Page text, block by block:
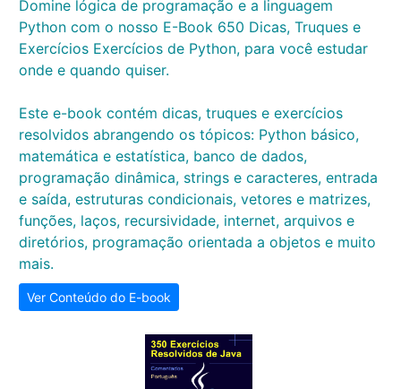
Domine lógica de programação e a linguagem
Python com o nosso E-Book 650 Dicas, Truques e
Exercícios Exercícios de Python, para você estudar
onde e quando quiser.
Este e-book contém dicas, truques e exercícios
resolvidos abrangendo os tópicos: Python básico,
matemática e estatística, banco de dados,
programação dinâmica, strings e caracteres, entrada
e saída, estruturas condicionais, vetores e matrizes,
funções, laços, recursividade, internet, arquivos e
diretórios, programação orientada a objetos e muito
mais.
Ver Conteúdo do E-book